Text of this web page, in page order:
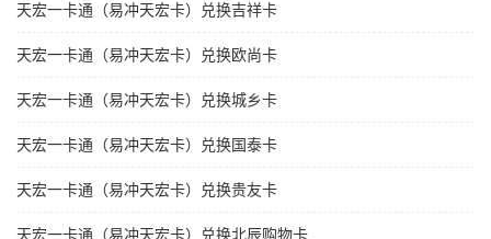
天宏一卡通（易冲天宏卡）兑换吉祥卡
天宏一卡通（易冲天宏卡）兑换欧尚卡
天宏一卡通（易冲天宏卡）兑换城乡卡
天宏一卡通（易冲天宏卡）兑换国泰卡
天宏一卡通（易冲天宏卡）兑换贵友卡
天宏一卡通（易冲天宏卡）兑换北辰购物卡